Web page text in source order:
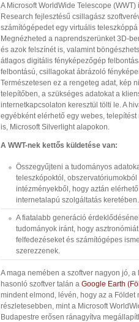
A Microsoft WorldWide Telescope
Research fejlesztésű csillagász
számítógépedet egy virtuális
Megnézheted a naprendszerünket 3D-
és azok felszínét is, valamint
átlagos digitális fényképezőgép
felbontású, csillagokat ábrázoló
Természetesen ez a rengeteg adat, kép
telepítőben, a szükséges adatokat a
internetkapcsolaton keresztül tölti le. A
egyébként elérhető egy webes,
is, Microsoft Silverlight alapokon.
A WWT-nek kettős küldetése van:
Összegyűjteni a tudományos
teleszkópoktól, obszervatóriumokból
intézményekből, hogy aztán
internetalapú szolgáltatás keretében.
A fiatalabb generáció
tudományok iránt, hogy
felfedezéseket és számítógépes
szerezzenek.
A maga nemében a szoftver nagyon jó,
hasonló szoftver talán a Google Earth
mindent elmond, lévén, hogy az a Földet
részletesebben, mint a Microsoft
Budapestre erősen ránagyítva